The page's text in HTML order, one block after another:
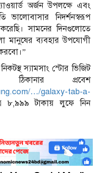
অর্জন উপলক্ষে এবং
ভালোবাসার নিদর্শনস্বরূপ
সামনের দিনগুলোতে
মানুষের ব্যবহার উপযোগী
স্যামসাং স্টোর ভিজিট
প্রবেশ
…/galaxy-tab-a-
৮,৯৯৯ টাকায় লুফে নিন